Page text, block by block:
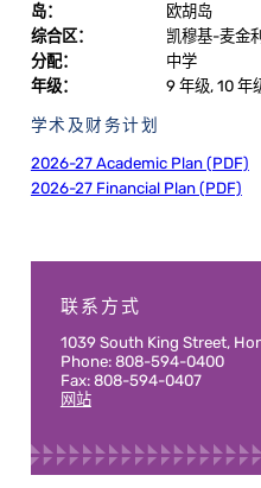
岛：
欧胡岛
综合区：
凯穆基-麦金
分配：
中学
年级：
9 年级, 10 年
学术及财务计划
2026-27 Academic Plan (PDF)
2026-27 Financial Plan (PDF)
联系方式
1039 South King Street,
Phone: 808-594-0400
Fax: 808-594-0407
网站